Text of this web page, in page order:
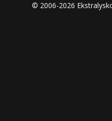
© 2006-2026